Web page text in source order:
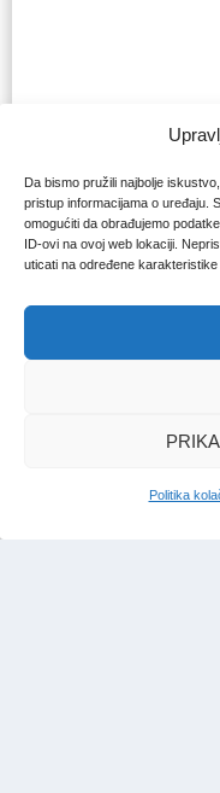
Da bismo pružili najbolje
pristup informacijama o uređaju.
omogućiti da obrađujemo
ID-ovi na ovoj web lokaciji.
uticati na određene karakteristike
Politika